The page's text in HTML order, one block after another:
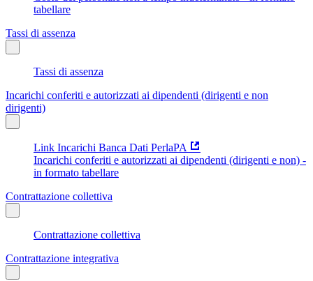
tabellare
Tassi di assenza
Tassi di assenza
Incarichi conferiti e autorizzati ai dipendenti (dirigenti e non
dirigenti)
Link Incarichi Banca Dati PerlaPA
Incarichi conferiti e autorizzati ai dipendenti (dirigenti e non) -
in formato tabellare
Contrattazione collettiva
Contrattazione collettiva
Contrattazione integrativa